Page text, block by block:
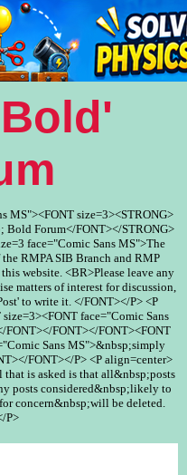
MS"><FONT size=3><STRONG>
Bold Forum</FONT></STRONG>
face="Comic Sans MS">The
RMPA SIB Branch and RMP
website. <BR>Please leave any
matters of interest for discussion,
to write it. </FONT></P> <P
face="Comic Sans
FONT></FONT></FONT><FONT
Sans MS">&nbsp;simply
FONT></P> <P align=center>
is asked is that all&nbsp;posts
posts considered&nbsp;likely to
concern&nbsp;will be deleted.
P>